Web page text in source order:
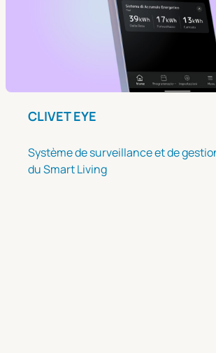
CLIVET EYE
Système de surveillance et de
du Smart Living